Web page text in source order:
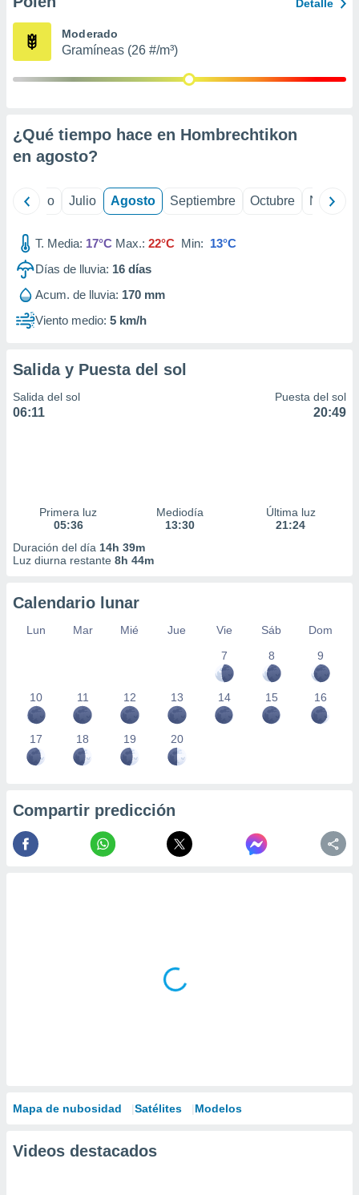
publicidad
1199
Detalle
Moderado
Gramíneas (26 #/m³)
¿Qué tiempo hace en Hombrechtikon
en agosto?
Junio Julio Agosto Septiembre Octubre
T. Media: 17°C Max.: 22°C Min: 13°C
Días de lluvia: 16 días
Acum. de lluvia: 170 mm
Viento medio: 5 km/h
Salida y Puesta del sol
Salida del sol
06:11
Puesta del sol
20:49
Primera luz
05:36
Mediodía
13:30
Última luz
21:24
Duración del día 14h 39m
Luz diurna restante 8h 44m
Calendario lunar
Lun Mar Mié Jue Vie Sáb
Dom
7
8 9
10 11 12 13 14 15 16
17 18 19 20
Compartir predicción
Mapa de nubosidad Satélites Modelos
Videos destacados